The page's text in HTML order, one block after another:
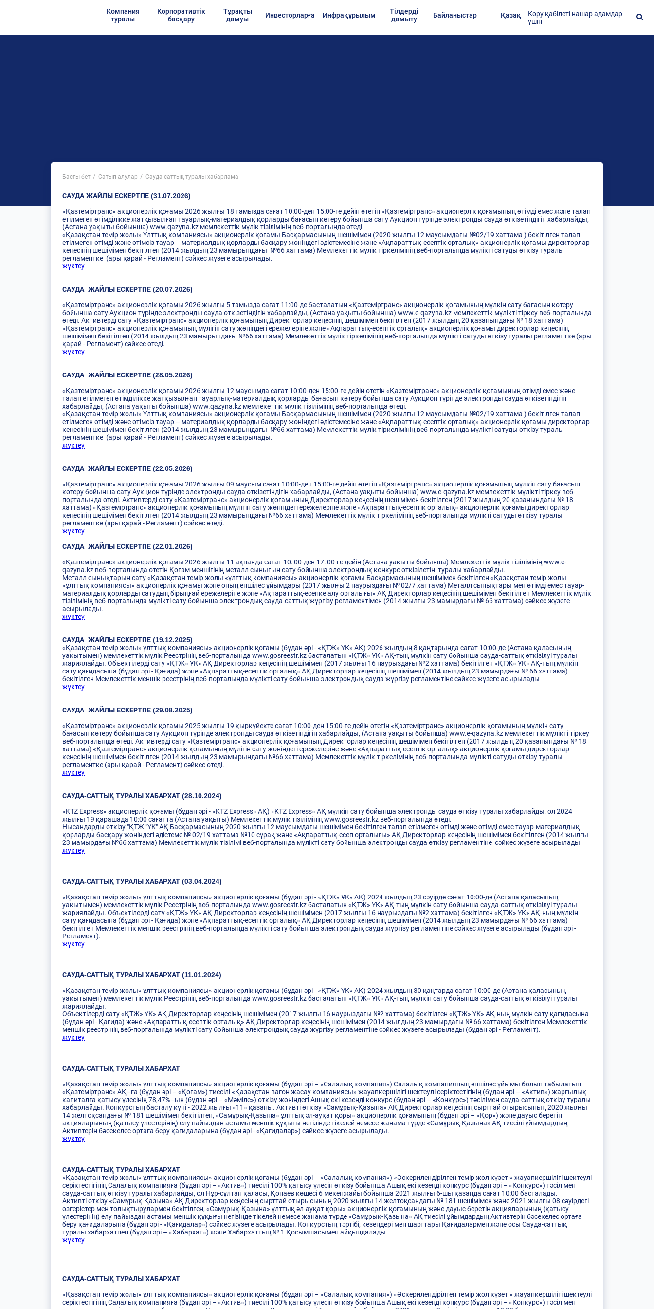
Компания
туралы
Корпоративтік
басқару
Тұрақты
дамуы
Инвесторларға Инфрақұрылым
Тілдерді
дамыту
Байланыстар Қазақ
Көру қабілеті нашар адамдар
үшін
Басты бет Сатып алулар Сауда-саттық туралы хабарлама
САУДА ЖАЙЛЫ ЕСКЕРТПЕ (31.07.2026)
«Қазтеміртранс» акционерлік қоғамы 2026 жылғы 18 тамызда сағат 10:00-ден 15:00-ге дейін өтетін «Қазтеміртранс» акционерлік қоғамының өтімді емес және талап
етілмеген өтімділікке жатқызылған тауарлық-материалдық қорларды бағасын көтеру бойынша сату Аукцион түрінде электронды сауда өткізетіндігін хабарлайды,
(Астана уақыты бойынша) www.qazyna.kz мемлекеттік мүлік тізілімінің веб-порталында өтеді.
«Қазақстан темір жолы» Ұлттық компаниясы» акционерлік қоғамы Басқармасының шешімімен (2020 жылғы 12 маусымдағы №02/19 хаттама ) бекітілген талап
етілмеген өтімді және өтімсіз тауар – материалдық қорларды басқару жөніндегі әдістемесіне және «Ақпараттық-есептік орталық» акционерлік қоғамы директорлар
кеңесінің шешімімен бекітілген (2014 жылдың 23 мамырындағы №66 хаттама) Мемлекеттік мүлік тіркелімінің веб-порталында мүлікті сатуды өткізу туралы
регламентке (ары қарай - Регламент) сәйкес жүзеге асырылады.
жүктеу
САУДА ЖАЙЛЫ ЕСКЕРТПЕ (20.07.2026)
«Қазтеміртранс» акционерлік қоғамы 2026 жылғы 5 тамызда сағат 11:00-де басталатын «Қазтеміртранс» акционерлік қоғамының мүлкін сату бағасын көтеру
бойынша сату Аукцион түрінде электронды сауда өткізетіндігін хабарлайды, (Астана уақыты бойынша) www.e-qazyna.kz мемлекеттік мүлікті тіркеу веб-порталында
өтеді. Активтерді сату «Қазтеміртранс» акционерлік қоғамының Директорлар кеңесінің шешімімен бекітілген (2017 жылдың 20 қазанындағы № 18 хаттама)
«Қазтеміртранс» акционерлік қоғамының мүлігін сату жөніндегі ережелеріне және «Ақпараттық-есептік орталық» акционерлік қоғамы директорлар кеңесінің
шешімімен бекітілген (2014 жылдың 23 мамырындағы №66 хаттама) Мемлекеттік мүлік тіркелімінің веб-порталында мүлікті сатуды өткізу туралы регламентке (ары
қарай - Регламент) сәйкес өтеді.
жүктеу
САУДА ЖАЙЛЫ ЕСКЕРТПЕ (28.05.2026)
«Қазтеміртранс» акционерлік қоғамы 2026 жылғы 12 маусымда сағат 10:00-ден 15:00-ге дейін өтетін «Қазтеміртранс» акционерлік қоғамының өтімді емес және
талап етілмеген өтімділікке жатқызылған тауарлық-материалдық қорларды бағасын көтеру бойынша сату Аукцион түрінде электронды сауда өткізетіндігін
хабарлайды, (Астана уақыты бойынша) www.qazyna.kz мемлекеттік мүлік тізілімінің веб-порталында өтеді.
«Қазақстан темір жолы» Ұлттық компаниясы» акционерлік қоғамы Басқармасының шешімімен (2020 жылғы 12 маусымдағы №02/19 хаттама ) бекітілген талап
етілмеген өтімді және өтімсіз тауар – материалдық қорларды басқару жөніндегі әдістемесіне және «Ақпараттық-есептік орталық» акционерлік қоғамы директорлар
кеңесінің шешімімен бекітілген (2014 жылдың 23 мамырындағы №66 хаттама) Мемлекеттік мүлік тіркелімінің веб-порталында мүлікті сатуды өткізу туралы
регламентке (ары қарай - Регламент) сәйкес жүзеге асырылады.
жүктеу
САУДА ЖАЙЛЫ ЕСКЕРТПЕ (22.05.2026)
«Қазтеміртранс» акционерлік қоғамы 2026 жылғы 09 маусым сағат 10:00-ден 15:00-ге дейін өтетін «Қазтеміртранс» акционерлік қоғамының мүлкін сату бағасын
көтеру бойынша сату Аукцион түрінде электронды сауда өткізетіндігін хабарлайды, (Астана уақыты бойынша) www.e-qazyna.kz мемлекеттік мүлікті тіркеу веб-
порталында өтеді. Активтерді сату «Қазтеміртранс» акционерлік қоғамының Директорлар кеңесінің шешімімен бекітілген (2017 жылдың 20 қазанындағы № 18
хаттама) «Қазтеміртранс» акционерлік қоғамының мүлігін сату жөніндегі ережелеріне және «Ақпараттық-есептік орталық» акционерлік қоғамы директорлар
кеңесінің шешімімен бекітілген (2014 жылдың 23 мамырындағы №66 хаттама) Мемлекеттік мүлік тіркелімінің веб-порталында мүлікті сатуды өткізу туралы
регламентке (ары қарай - Регламент) сәйкес өтеді.
жүктеу
САУДА ЖАЙЛЫ ЕСКЕРТПЕ (22.01.2026)
«Қазтеміртранс» акционерлік қоғамы 2026 жылғы 11 ақпанда сағат 10: 00-ден 17: 00-ге дейін (Астана уақыты бойынша) Мемлекеттік мүлік тізілімінің www.e-
qazyna.kz веб-порталында өтетін Қоғам меншігінің металл сынығын сату бойынша электрондық конкурс өткізілетіні туралы хабарлайды.
Металл сынықтарын сату «Қазақстан темір жолы «ұлттық компаниясы» акционерлік қоғамы Басқармасының шешімімен бекітілген «Қазақстан темір жолы
«ұлттық компаниясы» акционерлік қоғамы және оның еншілес ұйымдары (2017 жылғы 2 наурыздағы № 02/7 хаттама) Металл сынықтары мен өтiмдi емес тауар-
материалдық қорларды сатудың бiрыңғай ережелерiне және «Ақпараттық-есепке алу орталығы» АҚ Директорлар кеңесінің шешімімен бекітілген Мемлекеттік мүлік
тізілімінің веб-порталында мүлікті сату бойынша электрондық сауда-саттық жүргізу регламентімен (2014 жылғы 23 мамырдағы № 66 хаттама) сәйкес жүзеге
асырылады.
жүктеу
САУДА ЖАЙЛЫ ЕСКЕРТПЕ (19.12.2025)
«Қазақстан темір жолы» ұлттық компаниясы» акционерлік қоғамы (бұдан әрі - «ҚТЖ» ҰК» АҚ) 2026 жылдың 8 қаңтарында сағат 10:00-де (Астана қаласының
уақытымен) мемлекеттік мүлік Реестрінің веб-порталында www.gosreestr.kz басталатын «ҚТЖ» ҰК» АҚ-тың мүлкін сату бойынша сауда-саттық өткізілуі туралы
жариялайды. Объектілерді сату «ҚТЖ» ҰК» АҚ Директорлар кеңесінің шешімімен (2017 жылғы 16 наурыздағы №2 хаттама) бекітілген «ҚТЖ» ҰК» АҚ-ның мүлкін
сату қағидасына (бұдан әрі - Қағида) және «Ақпараттық-есептік орталық» АҚ Директорлар кеңесінің шешімімен (2014 жылдың 23 мамырдағы № 66 хаттама)
бекітілген Мемлекеттік меншік реестрінің веб-порталында мүлікті сату бойынша электрондық сауда жүргізу регламентіне сәйкес жүзеге асырылады
жүктеу
САУДА ЖАЙЛЫ ЕСКЕРТПЕ (29.08.2025)
«Қазтеміртранс» акционерлік қоғамы 2025 жылғы 19 қыркүйекте сағат 10:00-ден 15:00-ге дейін өтетін «Қазтеміртранс» акционерлік қоғамының мүлкін сату
бағасын көтеру бойынша сату Аукцион түрінде электронды сауда өткізетіндігін хабарлайды, (Астана уақыты бойынша) www.e-qazyna.kz мемлекеттік мүлікті тіркеу
веб-порталында өтеді. Активтерді сату «Қазтеміртранс» акционерлік қоғамының Директорлар кеңесінің шешімімен бекітілген (2017 жылдың 20 қазанындағы № 18
хаттама) «Қазтеміртранс» акционерлік қоғамының мүлігін сату жөніндегі ережелеріне және «Ақпараттық-есептік орталық» акционерлік қоғамы директорлар
кеңесінің шешімімен бекітілген (2014 жылдың 23 мамырындағы №66 хаттама) Мемлекеттік мүлік тіркелімінің веб-порталында мүлікті сатуды өткізу туралы
регламентке (ары қарай - Регламент) сәйкес өтеді.
жүктеу
САУДА-САТТЫҚ ТУРАЛЫ ХАБАРХАТ (28.10.2024)
«KTZ Express» акционерлік қоғамы (бұдан әрі - «KTZ Express» АҚ) «KTZ Express» АҚ мүлкін сату бойынша электронды сауда өткізу туралы хабарлайды, ол 2024
жылғы 19 қарашада 10:00 сағатта (Астана уақыты) Мемлекеттік мүлік тізілімінің www.gosreestr.kz веб-порталында өтеді.
Нысандарды өткізу "ҚТЖ "ҰК" АҚ Басқармасының 2020 жылғы 12 маусымдағы шешімімен бекітілген талап етілмеген өтімді және өтімді емес тауар-материалдық
қорларды басқару жөніндегі әдістеме № 02/19 хаттама №10 сұрақ және «Ақпараттық-есеп орталығы» АҚ Директорлар кеңесінің шешімімен бекітілген (2014 жылғы
23 мамырдағы №66 хаттама) Мемлекеттік мүлік тізілімі веб-порталында мүлікті сату бойынша электронды сауда өткізу регламентіне сәйкес жүзеге асырылады.
жүктеу
САУДА-САТТЫҚ ТУРАЛЫ ХАБАРХАТ (03.04.2024)
«Қазақстан темір жолы» ұлттық компаниясы» акционерлік қоғамы (бұдан әрі - «ҚТЖ» ҰК» АҚ) 2024 жылдың 23 сәуірде сағат 10:00-де (Астана қаласының
уақытымен) мемлекеттік мүлік Реестрінің веб-порталында www.gosreestr.kz басталатын «ҚТЖ» ҰК» АҚ-тың мүлкін сату бойынша сауда-саттық өткізілуі туралы
жариялайды. Объектілерді сату «ҚТЖ» ҰК» АҚ Директорлар кеңесінің шешімімен (2017 жылғы 16 наурыздағы №2 хаттама) бекітілген «ҚТЖ» ҰК» АҚ-ның мүлкін
сату қағидасына (бұдан әрі - Қағида) және «Ақпараттық-есептік орталық» АҚ Директорлар кеңесінің шешімімен (2014 жылдың 23 мамырдағы № 66 хаттама)
бекітілген Мемлекеттік меншік реестрінің веб-порталында мүлікті сату бойынша электрондық сауда жүргізу регламентіне сәйкес жүзеге асырылады (бұдан әрі -
Регламент).
жүктеу
САУДА-САТТЫҚ ТУРАЛЫ ХАБАРХАТ (11.01.2024)
«Қазақстан темір жолы» ұлттық компаниясы» акционерлік қоғамы (бұдан әрі - «ҚТЖ» ҰК» АҚ) 2024 жылдың 30 қаңтарда сағат 10:00-де (Астана қаласының
уақытымен) мемлекеттік мүлік Реестрінің веб-порталында www.gosreestr.kz басталатын «ҚТЖ» ҰК» АҚ-тың мүлкін сату бойынша сауда-саттық өткізілуі туралы
жариялайды.
Объектілерді сату «ҚТЖ» ҰК» АҚ Директорлар кеңесінің шешімімен (2017 жылғы 16 наурыздағы №2 хаттама) бекітілген «ҚТЖ» ҰК» АҚ-ның мүлкін сату қағидасына
(бұдан әрі - Қағида) және «Ақпараттық-есептік орталық» АҚ Директорлар кеңесінің шешімімен (2014 жылдың 23 мамырдағы № 66 хаттама) бекітілген Мемлекеттік
меншік реестрінің веб-порталында мүлікті сату бойынша электрондық сауда жүргізу регламентіне сәйкес жүзеге асырылады (бұдан әрі - Регламент).
жүктеу
САУДА-САТТЫҚ ТУРАЛЫ ХАБАРХАТ
«Қазақстан темiр жолы» ұлттық компаниясы» акционерлiк қоғамы (бұдан әрі – «Салалық компания») Салалық компанияның еншілес ұйымы болып табылатын
«Қазтеміртранс» АҚ–ға (бұдан әрі – «Қоғам») тиесілі «Қазақстан вагон жасау компаниясы» жауапкершілігі шектеулі серіктестігінің (бұдан әрі – «Актив») жарғылық
капиталға қатысу үлесінің 78,47%–ын (бұдан әрі – «Мәміле») өткізу жөніндегі Ашық екі кезеңді конкурс (бұдан әрі – «Конкурс») тәсілімен сауда-саттық өткізу туралы
хабарлайды. Конкурстың басталу күні - 2022 жылғы «11» қазаны. Активті өткізу «Самұрық-Қазына» АҚ Директорлар кеңесінің сырттай отырысының 2020 жылғы
14 желтоқсандағы № 181 шешімімен бекітілген, «Самұрық-Қазына» ұлттық әл-ауқат қоры» акционерлік қоғамының (бұдан әрі – «Қор») және дауыс беретін
акцияларының (қатысу үлестерінің) елу пайыздан астамы меншік құқығы негізінде тікелей немесе жанама түрде «Самұрық-Қазына» АҚ тиесілі ұйымдардың
Активтерін бәсекелес ортаға беру қағидаларына (бұдан әрі - «Қағидалар») сәйкес жүзеге асырылады.
жүктеу
САУДА-САТТЫҚ ТУРАЛЫ ХАБАРХАТ
«Қазақстан темір жолы» ұлттық компаниясы» акционерлік қоғамы (бұдан әрі – «Салалық компания») «Әскерилендірілген темір жол күзеті» жауапкершілігі шектеулі
серіктестігінің Салалық компанияға (бұдан әрі – «Актив») тиесілі 100% қатысу үлесін өткізу бойынша Ашық екі кезеңді конкурс (бұдан әрі – «Конкурс») тәсілімен
сауда-саттық өткізу туралы хабарлайды, ол Нұр-сұлтан қаласы, Қонаев көшесі 6 мекенжайы бойынша 2021 жылғы 6-шы қазанда сағат 10:00 басталады.
Активті өткізу «Самұрық-Қазына» АҚ Директорлар кеңесінің сырттай отырысының 2020 жылғы 14 желтоқсандағы № 181 шешімімен және 2021 жылғы 08 сәуірдегі
өзгерістер мен толықтырулармен бекітілген, «Самұрық-Қазына» ұлттық әл-ауқат қоры» акционерлік қоғамының және дауыс беретін акцияларының (қатысу
үлестерінің) елу пайыздан астамы меншік құқығы негізінде тікелей немесе жанама түрде «Самұрық-Қазына» АҚ тиесілі ұйымдардың Активтерін бәсекелес ортаға
беру қағидаларына (бұдан әрі - «Қағидалар») сәйкес жүзеге асырылады. Конкурстың тәртібі, кезеңдері мен шарттары Қағидалармен және осы Сауда-саттық
туралы хабархатпен (бұдан әрі – «Хабархат») және Хабархаттың № 1 Қосымшасымен айқындалады.
жүктеу
САУДА-САТТЫҚ ТУРАЛЫ ХАБАРХАТ
«Қазақстан темір жолы» ұлттық компаниясы» акционерлік қоғамы (бұдан әрі – «Салалық компания») «Әскерилендірілген темір жол күзеті» жауапкершілігі шектеулі
серіктестігінің Салалық компанияға (бұдан әрі – «Актив») тиесілі 100% қатысу үлесін өткізу бойынша Ашық екі кезеңді конкурс (бұдан әрі – «Конкурс») тәсілімен